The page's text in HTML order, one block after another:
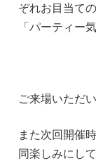
ぞれお目当て
「パーティー
ご来場いただ
また次回開催
同楽しみにし